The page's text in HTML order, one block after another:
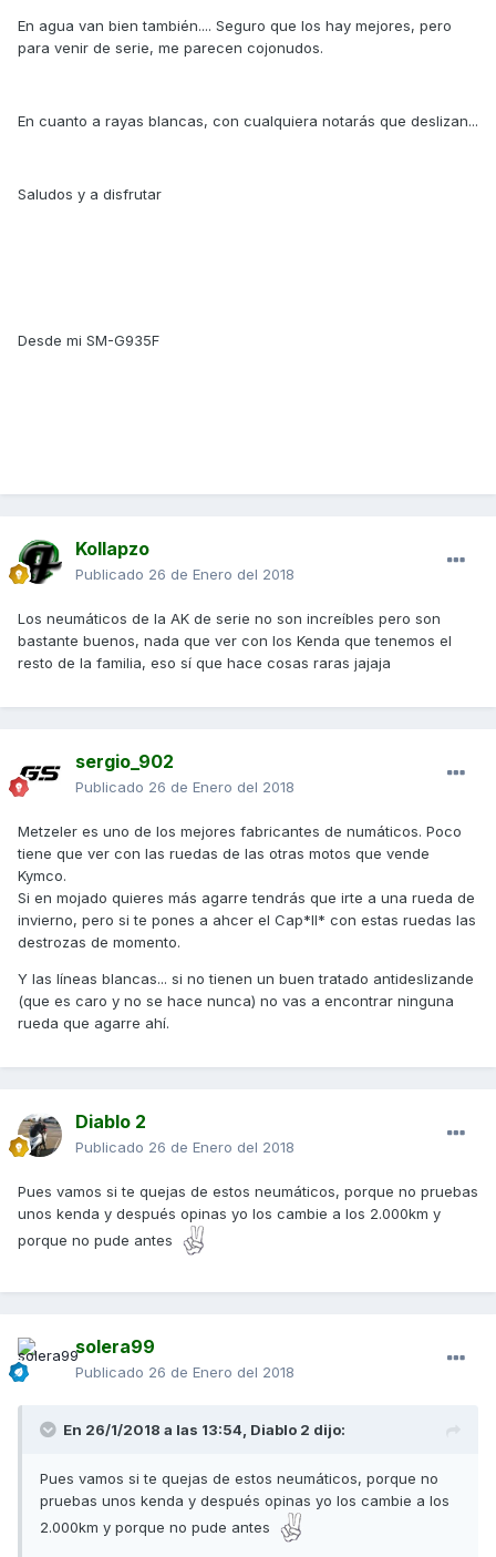
En agua van bien también.... Seguro que los hay mejores, pero
para venir de serie, me parecen cojonudos.
En cuanto a rayas blancas, con cualquiera notarás que deslizan...
Saludos y a disfrutar
Desde mi SM-G935F
Kollapzo
Publicado 26 de Enero del 2018
Los neumáticos de la AK de serie no son increíbles pero son
bastante buenos, nada que ver con los Kenda que tenemos el
resto de la familia, eso sí que hace cosas raras jajaja
sergio_902
Publicado 26 de Enero del 2018
Metzeler es uno de los mejores fabricantes de numáticos. Poco
tiene que ver con las ruedas de las otras motos que vende
Kymco.
Si en mojado quieres más agarre tendrás que irte a una rueda de
invierno, pero si te pones a ahcer el Cap*ll* con estas ruedas las
destrozas de momento.
Y las líneas blancas... si no tienen un buen tratado antideslizande
(que es caro y no se hace nunca) no vas a encontrar ninguna
rueda que agarre ahí.
Diablo 2
Publicado 26 de Enero del 2018
Pues vamos si te quejas de estos neumáticos, porque no pruebas
unos kenda y después opinas yo los cambie a los 2.000km y
porque no pude antes
solera99
Publicado 26 de Enero del 2018
En 26/1/2018 a las 13:54, Diablo 2 dijo:
Pues vamos si te quejas de estos neumáticos, porque no
pruebas unos kenda y después opinas yo los cambie a los
2.000km y porque no pude antes